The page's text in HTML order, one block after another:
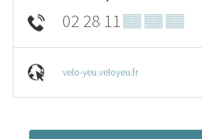
02 28 11▒▒ ▒▒ ▒▒
velo-yeu.veloyeu.fr